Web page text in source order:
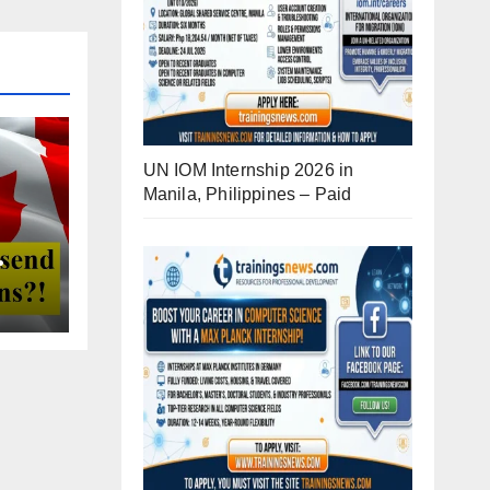
UN IOM Internship 2026 in
Manila, Philippines – Paid